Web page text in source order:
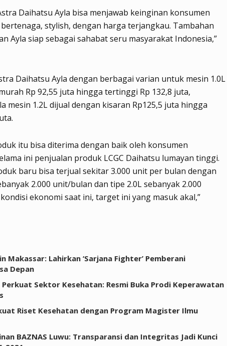
Daihatsu Ayla bisa menjawab keinginan konsumen
stylish, dengan harga terjangkau. Tambahan
Ayla siap sebagai sahabat seru masyarakat Indonesia,”
Daihatsu Ayla dengan berbagai varian untuk mesin 1.0L
Rp 92,55 juta hingga tertinggi Rp 132,8 juta,
mesin 1.2L dijual dengan kisaran Rp125,5 juta hingga
itu bisa diterima dengan baik oleh konsumen
ini penjualan produk LCGC Daihatsu lumayan tinggi.
baru bisa terjual sekitar 3.000 unit per bulan dengan
2.000 unit/bulan dan tipe 2.0L sebanyak 2.000
ekonomi saat ini, target ini yang masuk akal,”
Makassar: Lahirkan ‘Sarjana Fighter’ Pemberani
Depan
Perkuat Sektor Kesehatan: Resmi Buka Prodi Keperawatan
Riset Kesehatan dengan Program Magister Ilmu
BAZNAS Luwu: Transparansi dan Integritas Jadi Kunci